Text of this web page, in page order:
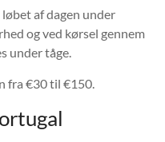
af dagen under
og ved kørsel gennem
under tåge.
fra €30 til €150.